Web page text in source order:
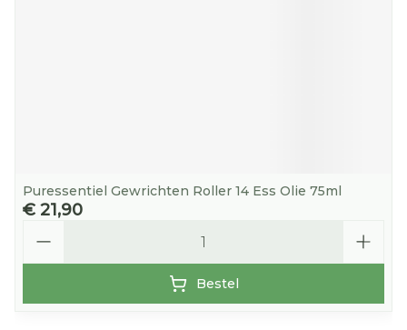
Puressentiel Gewrichten Roller 14 Ess Olie 75ml
€ 21,90
Bestel